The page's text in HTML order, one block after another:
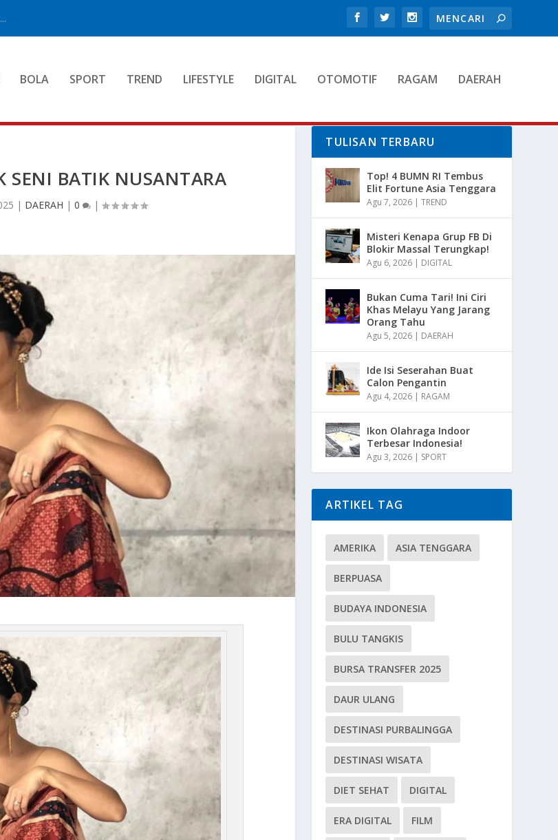
BOLA SPORT TREND LIFESTYLE DIGITAL OTOMOTIF RAGAM DAERAH
BATIK NUSANTARA
| DAERAH |0 |
TULISAN TERBARU
Top! 4 BUMN RI Tembus
Elit Fortune Asia Tenggara
Agu 7, 2026 |TREND
Misteri Kenapa Grup FB Di
Blokir Massal Terungkap!
Agu 6, 2026 | DIGITAL
Bukan Cuma Tari! Ini Ciri
Khas Melayu Yang Jarang
Orang Tahu
Agu 5, 2026 | DAERAH
Ide Isi Seserahan Buat
Calon Pengantin
Agu 4, 2026 | RAGAM
Ikon Olahraga Indoor
Terbesar Indonesia!
Agu 3, 2026 | SPORT
ARTIKEL TAG
AMERIKA ASIA TENGGARA
BERPUASA
BUDAYA INDONESIA
BULU TANGKIS
BURSA TRANSFER 2025
DAUR ULANG
DESTINASI PURBALINGGA
DESTINASI WISATA
DIET SEHAT DIGITAL
ERA DIGITAL FILM